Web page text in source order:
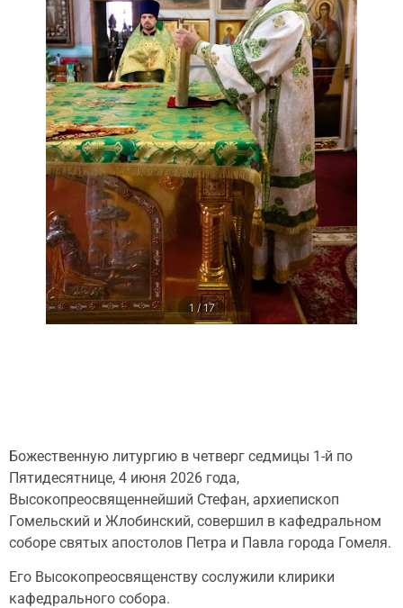
1 / 17
Божественную литургию в четверг седмицы 1-й по
Пятидесятнице, 4 июня 2026 года,
Высокопреосвященнейший Стефан, архиепископ
Гомельский и Жлобинский, совершил в кафедральном
соборе святых апостолов Петра и Павла города Гомеля.
Его Высокопреосвященству сослужили клирики
кафедрального собора.